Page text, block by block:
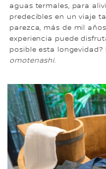
aguas termales, para
predecibles en un viaje
parezca, más de mil
experiencia puede
posible esta longevidad?
omotenashi.